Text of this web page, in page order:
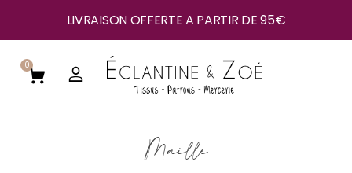
LIVRAISON OFFERTE A PARTIR DE 95€
0
Maille